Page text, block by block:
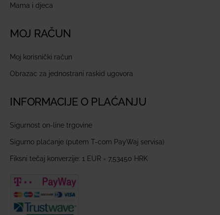
Mama i djeca
MOJ RAČUN
Moj korisnički račun
Obrazac za jednostrani raskid ugovora
INFORMACIJE O PLAĆANJU
Sigurnost on-line trgovine
Sigurno plaćanje (putem T-com PayWaj servisa)
Fiksni tečaj konverzije: 1 EUR = 7,53450 HRK